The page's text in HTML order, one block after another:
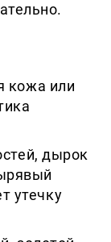
кожа или
дырок
утечку